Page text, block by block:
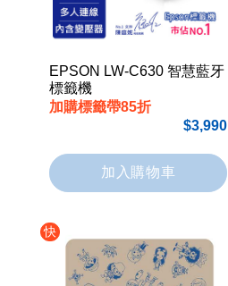
EPSON LW-C630 智慧藍牙
標籤機
加購標籤帶85折
3,990
加入購物車
快